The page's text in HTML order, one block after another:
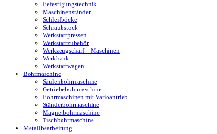
Befestigungstechnik
Maschinenständer
Schleifböcke
Schraubstock
Werkstattpressen
Werkstattzubehör
Werkzeugschärf – Maschinen
Werkbank
Werkstattwagen
Bohrmaschine
Säulenbohrmaschine
Getriebebohrmaschine
Bohrmaschinen mit Varioantrieb
Ständerbohrmaschine
Magnetbohrmaschine
Tischbohrmaschine
Metallbearbeitung